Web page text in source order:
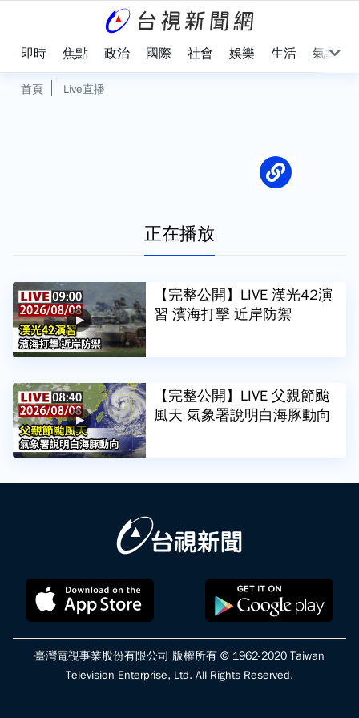
即時 焦點 政治 國際 社會 娛樂 生活 氣象
首頁 Live直播
正在播放
【完整公開】LIVE 漢光42演
習 濱海打擊 近岸防禦
【完整公開】LIVE 父親節颱
風天 氣象署說明白海豚動向
臺灣電視事業股份有限公司 版權所有 © 1962-2020 Taiwan
Television Enterprise, Ltd. All Rights Reserved.